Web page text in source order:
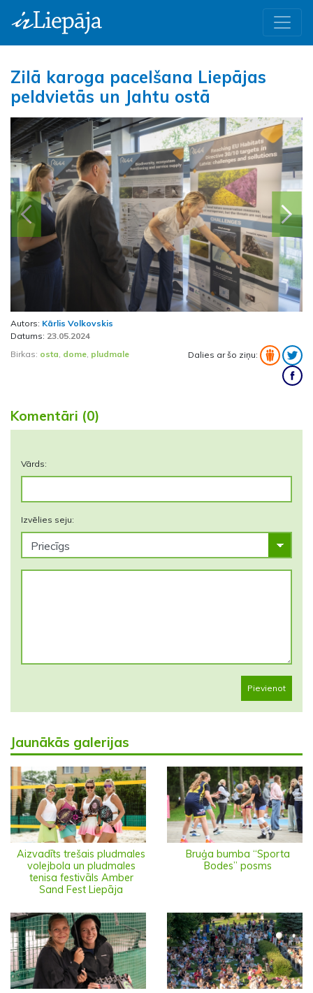
Zilā karoga pacelšana Liepājas
peldvietās un Jahtu ostā
Iepriekšējā
Autors: Kārlis Volkovskis
Datums: 23.05.2024
Birkas: osta dome pludmale Dalies ar šo ziņu:
Komentāri (0)
Vārds:
Izvēlies seju:
Pievienot
Jaunākās galerijas
Aizvadīts trešais pludmales
volejbola un pludmales
tenisa festivāls Amber
Sand Fest Liepāja
Bruģa bumba “Sporta
Bodes” posms